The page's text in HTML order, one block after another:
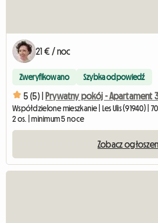
21 € / noc
Zweryfikowano Szybka odpowiedź
5 (5) |
Współdzielone mieszkanie | Les Ulis (91940) |
2 os. | minimum 5 noce
Zobacz